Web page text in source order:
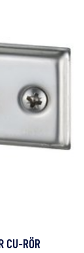
CU-RÖR